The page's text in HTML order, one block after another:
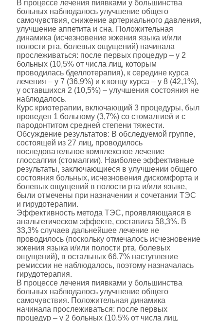
В процессе лечения пиявками у большинства
больных наблюдалось улучшение общего
самочувствия, снижение артериального давления,
улучшение аппетита и сна. Положительная
динамика (исчезновение жжения языка и/или
полости рта, болевых ощущений) начинала
прослеживаться: после первых процедур – у 2
больных (10,5% от числа лиц, которым
проводилась бделлотерапия), к середине курса
лечения – у 7 (36,9%) и к концу курса – у 8 (42,1%),
у оставшихся 2 (10,5%) – улучшения состояния не
наблюдалось.
Курс криотерапии, включающий 3 процедуры, был
проведен 1 больному (3,7%) со стомалгией и с
пародонтитом средней степени тяжести.
Обсуждение результатов: В обследуемой группе,
состоящей из 27 лиц, проводилось
последовательное комплексное лечение
глоссалгии (стомалгии). Наиболее эффективные
результаты, заключающиеся в улучшении общего
состояния больных, исчезновения дискомфорта и
болевых ощущений в полости рта и/или языке,
были отмечены при назначении и сочетании ТЭС
и гирудотерапии.
Эффективность метода ТЭС, проявляющаяся в
анальгетическом эффекте, составила 58,3%. В
33,3% случаев дальнейшее лечение не
проводилось (поскольку отмечалось исчезновение
жжения языка и/или полости рта, болевых
ощущений), в остальных 66,7% наступление
ремиссии не наблюдалось, поэтому назначалась
гирудотерапия.
В процессе лечения пиявками у большинства
больных наблюдалось улучшение общего
самочувствия. Положительная динамика
начинала прослеживаться: после первых
процедур – у 2 больных (10,5% от числа лиц,